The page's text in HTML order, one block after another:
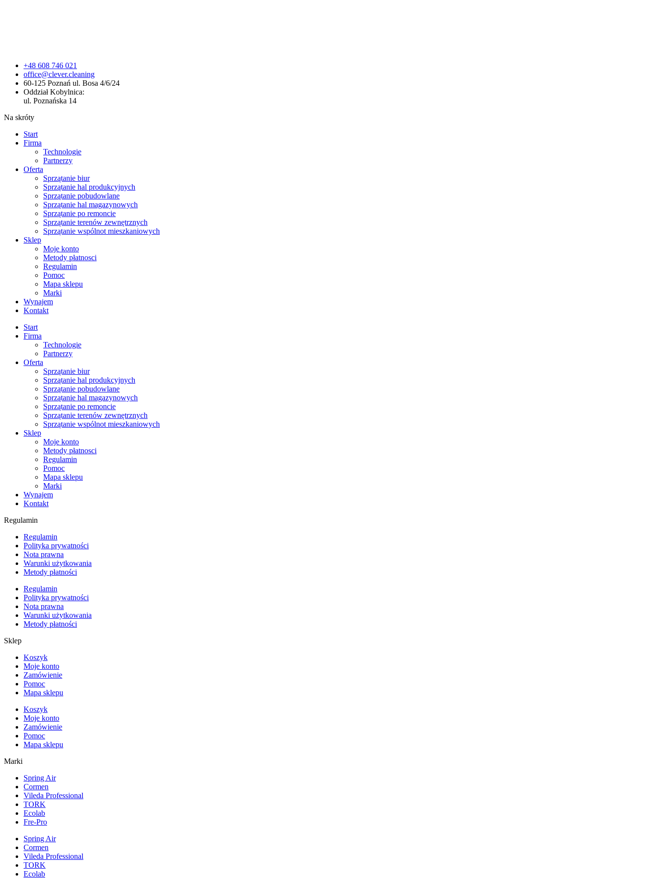
+48 608 746 021
office@clever.cleaning
60-125 Poznań ul. Bosa 4/6/24
Oddział Kobylnica:
ul. Poznańska 14
Na skróty
Start
Firma
Technologie
Partnerzy
Oferta
Sprzątanie biur
Sprzątanie hal produkcyjnych
Sprzątanie pobudowlane
Sprzątanie hal magazynowych
Sprzątanie po remoncie
Sprzątanie terenów zewnętrznych
Sprzątanie wspólnot mieszkaniowych
Sklep
Moje konto
Metody płatnosci
Regulamin
Pomoc
Mapa sklepu
Marki
Wynajem
Kontakt
Start
Firma
Technologie
Partnerzy
Oferta
Sprzątanie biur
Sprzątanie hal produkcyjnych
Sprzątanie pobudowlane
Sprzątanie hal magazynowych
Sprzątanie po remoncie
Sprzątanie terenów zewnętrznych
Sprzątanie wspólnot mieszkaniowych
Sklep
Moje konto
Metody płatnosci
Regulamin
Pomoc
Mapa sklepu
Marki
Wynajem
Kontakt
Regulamin
Regulamin
Polityka prywatności
Nota prawna
Warunki użytkowania
Metody płatności
Regulamin
Polityka prywatności
Nota prawna
Warunki użytkowania
Metody płatności
Sklep
Koszyk
Moje konto
Zamówienie
Pomoc
Mapa sklepu
Koszyk
Moje konto
Zamówienie
Pomoc
Mapa sklepu
Marki
Spring Air
Cormen
Vileda Professional
TORK
Ecolab
Fre-Pro
Spring Air
Cormen
Vileda Professional
TORK
Ecolab